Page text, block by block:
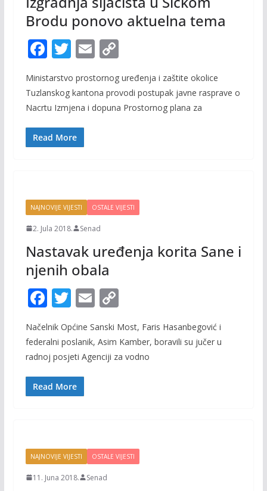
Brodu ponovo aktuelna tema
F
ac
e
b
o
o
T
w
itt
er
E
m
ai
l
C
p
y
Ministarstvo prostornog uređenja i zaštite okolice
Tuzlanskog kantona provodi postupak javne rasprave o
Nacrtu Izmjena i dopuna Prostornog plana za
Read More
NAJNOVIJE VIJESTI OSTALE VIJESTI
2. Jula 2018. Senad
Nastavak uređenja korita Sane i
njenih obala
F
ac
e
b
o
o
T
w
itt
er
E
m
ai
l
C
p
y
Načelnik Općine Sanski Most, Faris Hasanbegović i
federalni poslanik, Asim Kamber, boravili su jučer u
radnoj posjeti Agenciji za vodno
Read More
NAJNOVIJE VIJESTI OSTALE VIJESTI
11. Juna 2018. Senad